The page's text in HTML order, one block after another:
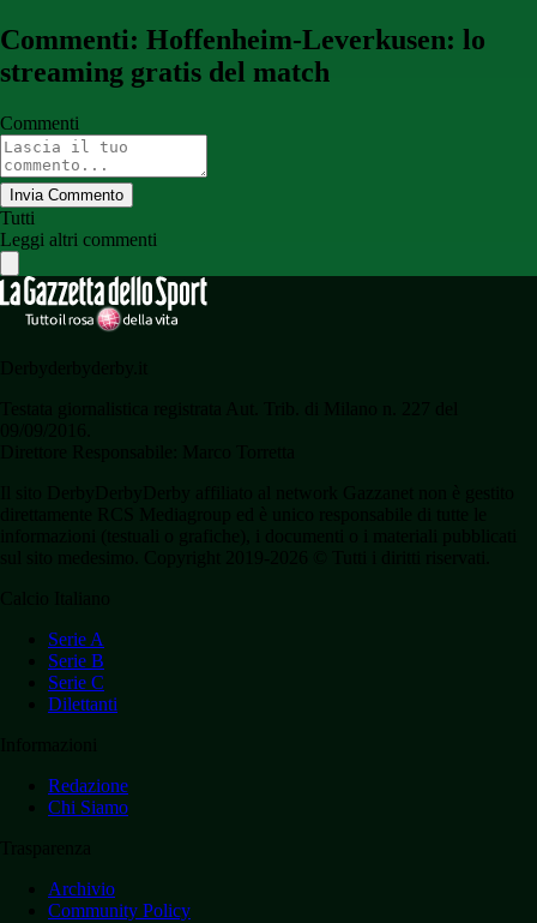
Commenti: Hoffenheim-Leverkusen: lo
streaming gratis del match
Commenti
Invia Commento
Tutti
Leggi altri commenti
Serie A
Serie B
Serie C
Dilettanti
Redazione
Chi Siamo
Archivio
Community Policy